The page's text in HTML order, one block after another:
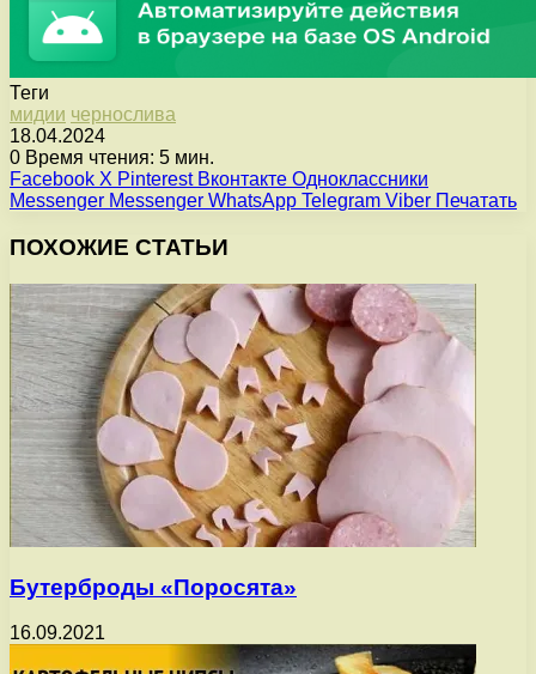
Теги
мидии чернослива
18.04.2024
0 Время чтения: 5 мин.
Facebook X Pinterest Вконтакте Одноклассники
Messenger Messenger WhatsApp Telegram Viber Печатать
ПОХОЖИЕ СТАТЬИ
Бутерброды «Поросята»
16.09.2021